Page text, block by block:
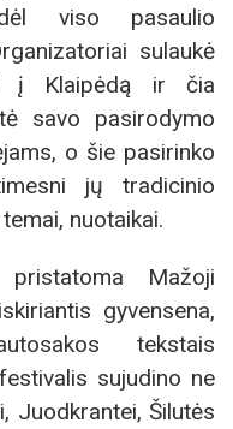
viso pasaulio
sulaukė
į Klaipėdą ir čia
savo pasirodymo
o šie pasirinko
jų tradicinio
nuotaikai.
Mažoji
gyvensena,
tekstais
sujudino ne
Juodkrantei, Šilutės